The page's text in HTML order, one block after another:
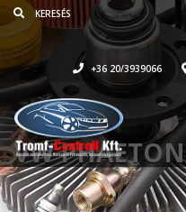
+36 20/3939066
VW PHAETON